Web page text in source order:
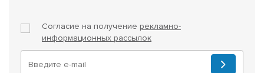
Согласие на получение рекламно-
информационных рассылок